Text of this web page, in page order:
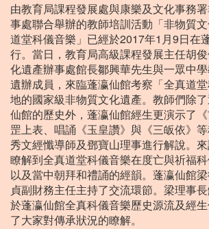
由教育局課程發展處與康樂及文化事務
事處聯合舉辦的教師培訓活動「非物質
道堂科儀音樂」已經於2017年1月9日在
行。當日，教育局高級課程發展主任胡
化遺產辦事處館長鄒興華先生與一眾中
遺辦成員，來臨蓬瀛仙館考察「全真道
地的國家級非物質文化遺產。教師們除
仙館的歷史外，蓬瀛仙館經生更演示了
罡上表、唱誦《玉皇讚》與《三皈依》
秀文經懺導師及鄧寶山理事進行解說。
瞭解到全真道堂科儀音樂在度亡與祈福科
以及當中朝拜和禮誦的經韻。蓬瀛仙館
貞副財務主任主持了交流環節。梁理事
於蓬瀛仙館全真科儀音樂歷史源流及經
了大家對傳承狀況的瞭解。